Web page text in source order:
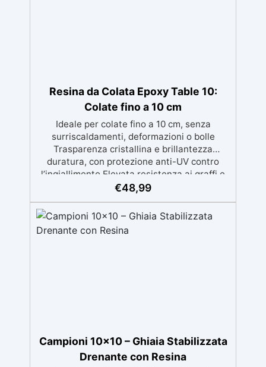
Resina da Colata Epoxy Table 10:
Colate fino a 10 cm
Ideale per colate fino a 10 cm, senza
surriscaldamenti, deformazioni o bolle
Trasparenza cristallina e brillantezza
duratura, con protezione anti-UV contro
l’ingiallimento Elevata resistenza ai graffi e
bassa esotermia per risultati professionali
grazie alla bassa viscosità e al lungo tempo
di lavorazione evita le micro-bolle Perfetta
per grandi tavoli, opere artistiche importanti
€48,99
Campioni 10x10 – Ghiaia Stabilizzata
Drenante con Resina